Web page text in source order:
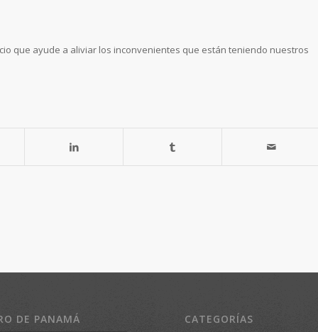
que ayude a aliviar los inconvenientes que están teniendo nuestros
DE PANAMÁ CATEGORÍAS